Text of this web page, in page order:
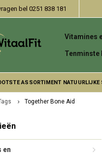
bel 0251 838 181
Vitamines
Tenminste
ASSORTIMENT
Together Bone Aid
en